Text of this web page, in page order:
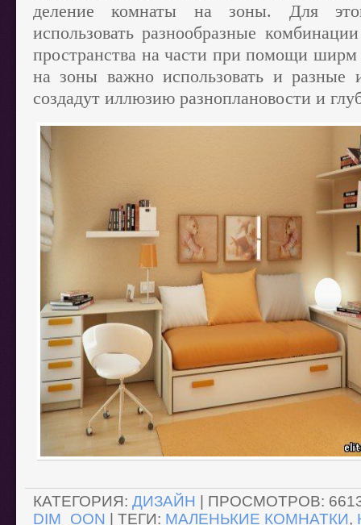
деление комнаты на зоны. Для
использовать разнообразные
пространства на части при помощи
на зоны важно использовать и разные
создадут иллюзию разноплановости и
КАТЕГОРИЯ: ДИЗАЙН ПРОСМОТРОВ:
DIM_OON
ТЕГИ: МАЛЕНЬКИЕ КОМНАТКИ,